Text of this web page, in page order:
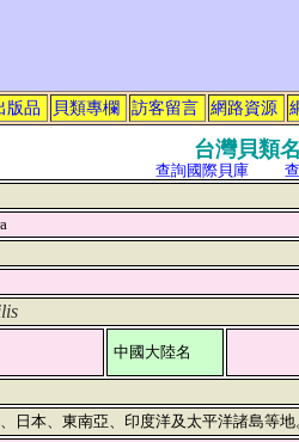
版品 貝類專欄 訪客留言 網路資源
台灣貝類
查詢國際貝庫
中國大陸名
日本、東南亞、印度洋及太平洋諸島等地